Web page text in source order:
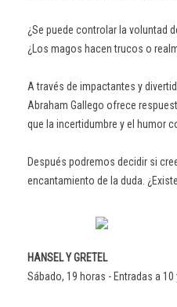
¿Se puede controlar la voluntad
¿Los magos hacen trucos o
A través de impactantes y
Abraham Gallego ofrece
que la incertidumbre y el humor
Después podremos decidir si
encantamiento de la duda.
HANSEL Y GRETEL
Sábado, 19 horas - Entradas a 10